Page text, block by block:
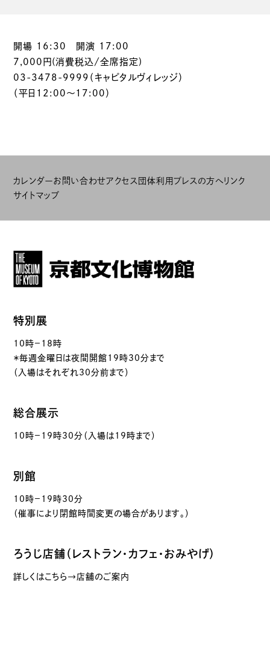
開場 16:30 開演 17:00
7,000円(消費税込/全席指定)
03-3478-9999（キャピタルヴィレッジ）
（平日12:00～17:00）
カレンダーお問い合わせアクセス 団体利用 プレスの方へリンク
サイトマップ
特別展
10時－18時
＊毎週金曜日は夜間開館19時30分まで
（入場はそれぞれ30分前まで）
総合展示
10時－19時30分（入場は19時まで）
別館
10時－19時30分
（催事により閉館時間変更の場合があります。）
ろうじ店舗（レストラン・カフェ・おみやげ）
詳しくはこちら→店舗のご案内